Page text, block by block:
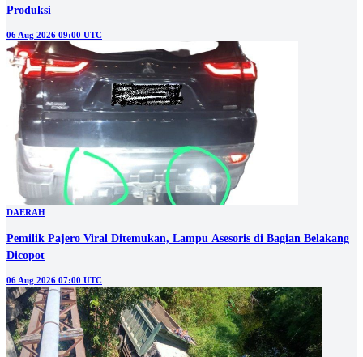
Produksi
06 Aug 2026 09:00 UTC
DAERAH
Pemilik Pajero Viral Ditemukan, Lampu Asesoris di Bagian Belakang
Dicopot
06 Aug 2026 07:00 UTC